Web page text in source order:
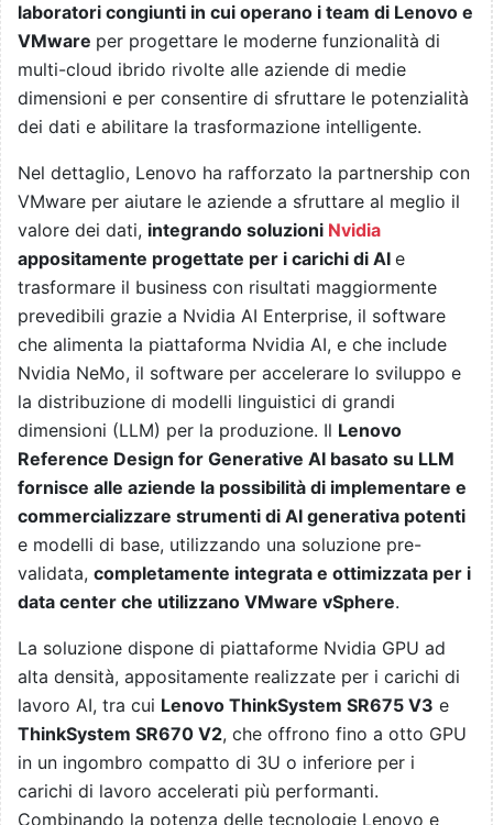
laboratori congiunti in cui operano i team di Lenovo e
VMware per progettare le moderne funzionalità di
multi-cloud ibrido rivolte alle aziende di medie
dimensioni e per consentire di sfruttare le potenzialità
dei dati e abilitare la trasformazione intelligente.
Nel dettaglio, Lenovo ha rafforzato la partnership con
VMware per aiutare le aziende a sfruttare al meglio il
valore dei dati, integrando soluzioni Nvidia
appositamente progettate per i carichi di AI e
trasformare il business con risultati maggiormente
prevedibili grazie a Nvidia AI Enterprise, il software
che alimenta la piattaforma Nvidia AI, e che include
Nvidia NeMo, il software per accelerare lo sviluppo e
la distribuzione di modelli linguistici di grandi
dimensioni (LLM) per la produzione. Il Lenovo
Reference Design for Generative AI basato su LLM
fornisce alle aziende la possibilità di implementare e
commercializzare strumenti di AI generativa potenti
e modelli di base, utilizzando una soluzione pre-
validata, completamente integrata e ottimizzata per i
data center che utilizzano VMware vSphere.
La soluzione dispone di piattaforme Nvidia GPU ad
alta densità, appositamente realizzate per i carichi di
lavoro AI, tra cui Lenovo ThinkSystem SR675 V3 e
ThinkSystem SR670 V2, che offrono fino a otto GPU
in un ingombro compatto di 3U o inferiore per i
carichi di lavoro accelerati più performanti.
Combinando la potenza delle tecnologie Lenovo e